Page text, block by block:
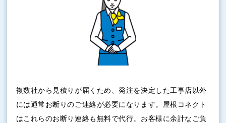
複数社から見積りが届くため、発注を決定した工事店以外
には通常お断りのご連絡が必要になります。屋根コネクト
はこれらのお断り連絡も無料で代行。お客様に余計なご負